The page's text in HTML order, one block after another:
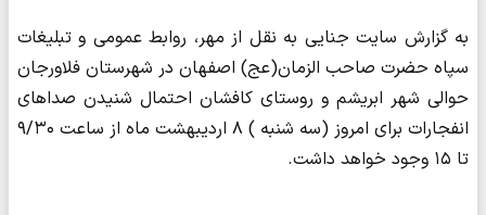
به گزارش سایت جنایی به نقل از مهر، روابط عمومی و تبلیغات
سپاه حضرت صاحب الزمان(عج) اصفهان در شهرستان فلاورجان
حوالی شهر ابریشم و روستای کافشان احتمال شنیدن صداهای
انفجارات برای امروز (سه شنبه ) ۸ اردیبهشت ماه از ساعت ۹/۳۰
تا ۱۵ وجود خواهد داشت.